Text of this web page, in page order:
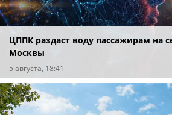
ЦППК раздаст воду пассажирам на
Москвы
5 августа, 18:41